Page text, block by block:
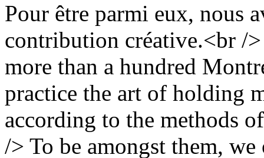
Pour être parmi eux, nous
contribution créative.<br /
more than a hundred
practice the art of holding
according to the methods
/> To be amongst them,